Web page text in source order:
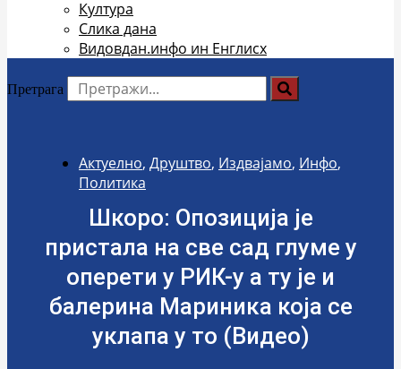
Култура
Слика дана
Видовдан.инфо ин Енглисх
Претрага
Актуелно, Друштво, Издвајамо, Инфо,
Политика
Шкоро: Опозиција је
пристала на све сад глуме у
оперети у РИК-у а ту је и
балерина Мариника која се
уклапа у то (Видео)